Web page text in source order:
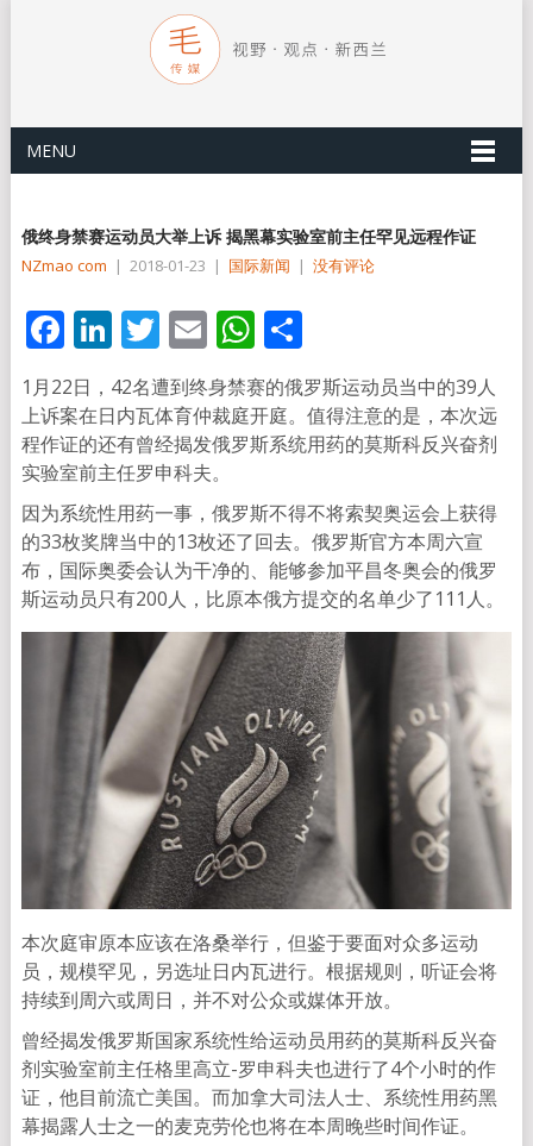
MENU
俄终身禁赛运动员大举上诉 揭黑幕实验室前主任罕见远程作证
NZmao com | 2018-01-23 | 国际新闻 | 没有评论
Facebook
LinkedIn
Twitter
EmailWhatsApp
分
享
1月22日，42名遭到终身禁赛的俄罗斯运动员当中的39人
上诉案在日内瓦体育仲裁庭开庭。值得注意的是，本次远
程作证的还有曾经揭发俄罗斯系统用药的莫斯科反兴奋剂
实验室前主任罗申科夫。
因为系统性用药一事，俄罗斯不得不将索契奥运会上获得
的33枚奖牌当中的13枚还了回去。俄罗斯官方本周六宣
布，国际奥委会认为干净的、能够参加平昌冬奥会的俄罗
斯运动员只有200人，比原本俄方提交的名单少了111人。
本次庭审原本应该在洛桑举行，但鉴于要面对众多运动
员，规模罕见，另选址日内瓦进行。根据规则，听证会将
持续到周六或周日，并不对公众或媒体开放。
曾经揭发俄罗斯国家系统性给运动员用药的莫斯科反兴奋
剂实验室前主任格里高立-罗申科夫也进行了4个小时的作
证，他目前流亡美国。而加拿大司法人士、系统性用药黑
幕揭露人士之一的麦克劳伦也将在本周晚些时间作证。